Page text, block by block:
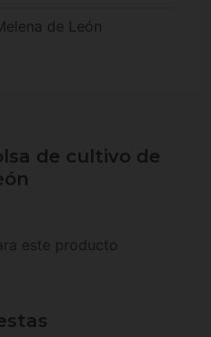
de León
de cultivo de
este producto